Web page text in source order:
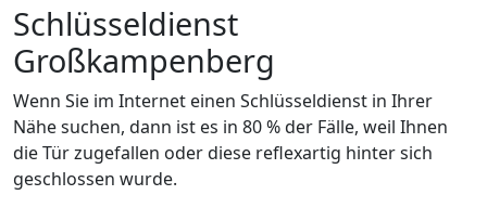
Schlüsseldienst
Großkampenberg
Wenn Sie im Internet einen Schlüsseldienst in Ihrer
Nähe suchen, dann ist es in 80 % der Fälle, weil Ihnen
die Tür zugefallen oder diese reflexartig hinter sich
geschlossen wurde.